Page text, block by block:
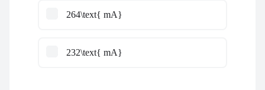
264\text{ mA}
232\text{ mA}